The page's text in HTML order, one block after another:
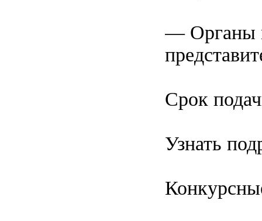
— Органы
Срок
Узнать